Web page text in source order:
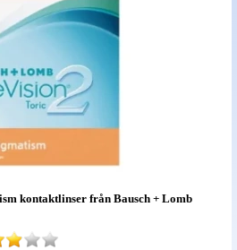
kontaktlinser från Bausch + Lomb